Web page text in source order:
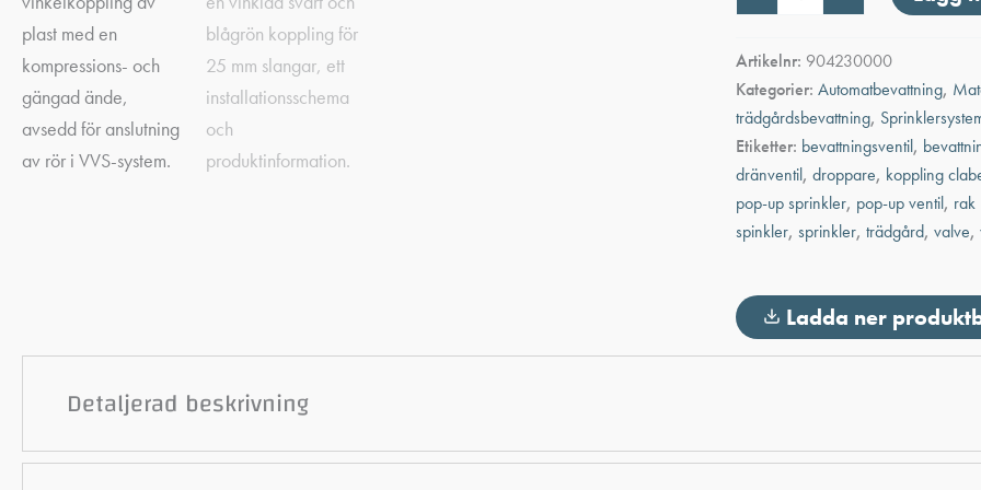
mm
inv.
gga
3/4"
mängd
Artikelnr: 904230000
Kategorier: Automatbevattning,
trädgårdsbevattning,
Etiketter: bevattningsventil,
dränventil, droppare, koppling
pop-up sprinkler, pop-up ventil, rak
spinkler, sprinkler, trädgård, valve,
Ladda ner
Detaljerad beskrivning